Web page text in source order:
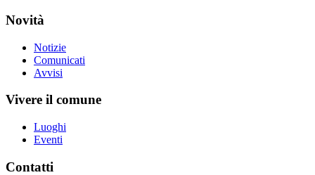
Novità
Notizie
Comunicati
Avvisi
Vivere il comune
Luoghi
Eventi
Contatti